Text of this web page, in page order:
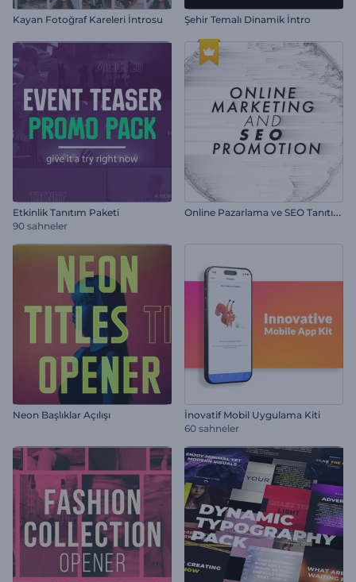
Kayan Fotoğraf Kareleri İntrosu Şehir Temalı Dinamik İntro
Etkinlik Tanıtım Paketi
90 sahneler
O
nline Pazarlama ve SEO Tanıtımı
Neon Başlıklar Açılışı
İnovatif Mobil Uygulama Kiti
60 sahneler